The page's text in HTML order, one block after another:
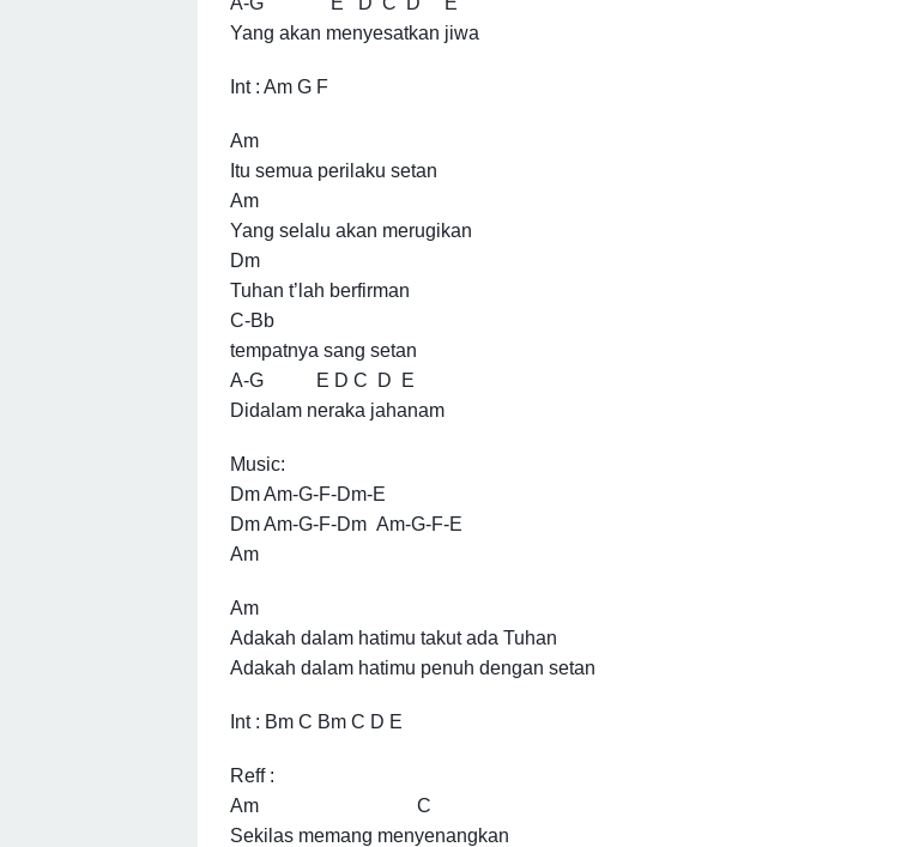
Yang akan menyesatkan jiwa
Int : Am G F
Am
Itu semua perilaku setan
Am
Yang selalu akan merugikan
Dm
Tuhan t’lah berfirman
C-Bb
tempatnya sang setan
A-G E D C D E
Didalam neraka jahanam
Music:
Dm Am-G-F-Dm-E
Dm Am-G-F-Dm Am-G-F-E
Am
Am
Adakah dalam hatimu takut ada Tuhan
Adakah dalam hatimu penuh dengan setan
Int : Bm C Bm C D E
Reff :
Am C
Sekilas memang menyenangkan